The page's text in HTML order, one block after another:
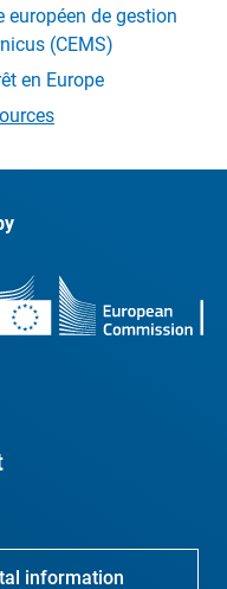
européen de gestion
(CEMS)
en Europe
information